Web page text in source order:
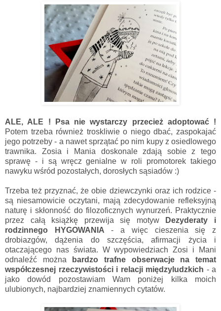
ALE, ALE !
Psa nie wystarczy przecież adoptować !
Potem trzeba również troskliwie o niego dbać, zaspokajać
jego potrzeby - a nawet sprzątać po nim kupy z osiedlowego
trawnika. Zosia i Mania doskonale zdają sobie z tego
sprawę - i są wręcz genialne w roli promotorek takiego
nawyku wśród pozostałych, dorosłych sąsiadów :)
Trzeba też przyznać, że obie dziewczynki oraz ich rodzice -
są niesamowicie oczytani, mają zdecydowanie refleksyjną
naturę i skłonność do filozoficznych wynurzeń. Praktycznie
przez całą książkę przewija się motyw
Dezyderaty i
rodzinnego HYGOWANIA - a więc cieszenia się z
drobiazgów, dążenia do szczęścia, afirmacji życia i
otaczającego nas świata. W wypowiedziach Zosi i Mani
odnaleźć można
bardzo trafne obserwacje na temat
współczesnej rzeczywistości i relacji międzyludzkich - a
jako dowód pozostawiam Wam poniżej kilka moich
ulubionych, najbardziej znamiennych cytatów.